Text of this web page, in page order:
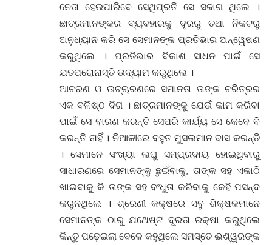
ନେତା ହେଉପାରିବେ ସେଥିପ୍ରତି ସେ ସଜାଗ ଥିଲେ ।
ଛାତ୍ରମାନଙ୍କର ବ୍ୟବହାରକୁ ଦୂରରୁ ତଥା ନିକଟରୁ
ଅନୁଧ୍ୟାନ କରି ସେ ସେମାନଙ୍କ ପ୍ରତିଭାର ଅନ୍ୱେଷଣ
କରୁଥିଲେ । ପ୍ରତିଭାର ବିକାଶ ସାଧନ ପାଇଁ ସେ
ଯତପରୋନାସ୍ତି ଉଦ୍ୟାମ କରୁଥିଲେ ।
ଆଚରଣ ଓ ଉଚ୍ଚାରଣରେ ସମାନତା ତାଙ୍କ ଚରିତ୍ରର
ଏକ ବଳିିଷ୍ଠ ଦିଗ । ଛାତ୍ରମାନଙ୍କୁ ଯେଉଁ କାମ କରିବା
ପାଇଁ ସେ ବାରଣ କରନ୍ତି ସେପରି କାର୍ଯ୍ୟ ସେ କେବେ ବି
କରନ୍ତି ନାହିଁ । ନିଆଳୀରେ ବହୁତ ମୁସଲମାନ ବାସ କରନ୍ତି
। ସେମାନେ ସଂଖ୍ୟା ଲଘୁ ସମ୍ପ୍ରଦାୟ ହୋଇଥିବାରୁ
ସାଧାରଣରେ ସେମାନଙ୍କୁ ଛୁଇଁବାକୁ, ତାଙ୍କ ସହ ଏକାଠି
ଖାଇବାକୁ କି ତାଙ୍କ ସହ ବଂଧୁତା କରିବାକୁ କେହି ପସନ୍ଦ
କରୁନଥିଲେ । ଶ୍ରେଣୀ କକ୍ଷରେ ସବୁ ଶିକ୍ଷକମାନେ
ସେମାନଙ୍କ ଠାରୁ ଯଥେଷ୍ଟ ଦୂରତା ରକ୍ଷା କରୁଥିଲେ
କିନ୍ତୁ ପଢ଼େଇଲା ବେଳେ କହୁଥିଲେ ସମସ୍ତେ ଈଶ୍ୱରଙ୍କ